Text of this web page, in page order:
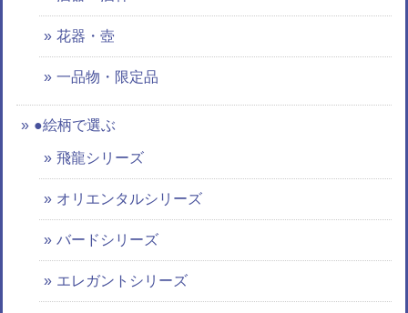
花器・壺
一品物・限定品
●絵柄で選ぶ
飛龍シリーズ
オリエンタルシリーズ
バードシリーズ
エレガントシリーズ